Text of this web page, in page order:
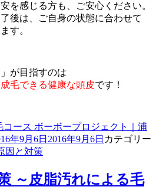
を感じる方も、ご安心ください。
後は、ご自身の状態に合わせて
す。
が目指すのは
毛できる健康な頭皮です！
コース ボーボープロジェクト｜浦
年9月6日 2016年9月6日 カテゴリー
因と対策
～皮脂汚れによる毛